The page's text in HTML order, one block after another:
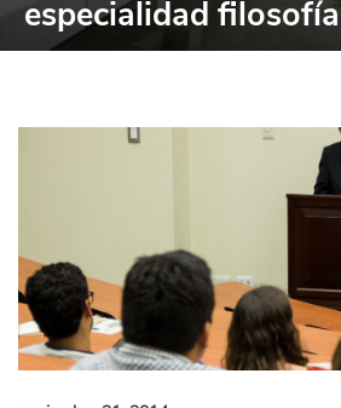
especialidad filosofía